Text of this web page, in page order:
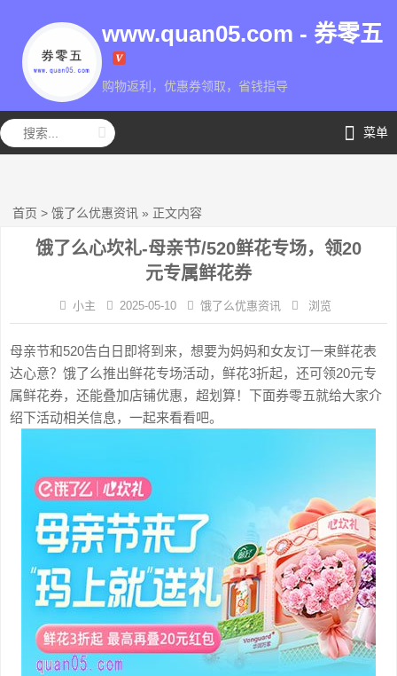
券零五
www.quan05.com - 券零五
购物返利，优惠券领取，省钱指导
菜单
首页 > 饿了么优惠资讯 » 正文内容
饿了么心坎礼-母亲节/520鲜花专场，领20
元专属鲜花券
小主 2025-05-10 饿了么优惠资讯 浏览
母亲节和520告白日即将到来，想要为妈妈和女友订一束鲜花表
达心意？饿了么推出鲜花专场活动，鲜花3折起，还可领20元专
属鲜花券，还能叠加店铺优惠，超划算！下面券零五就给大家介
绍下活动相关信息，一起来看看吧。